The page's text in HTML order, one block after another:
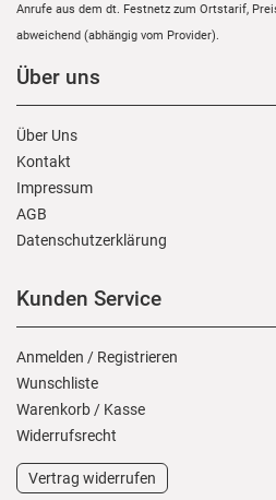
Anrufe aus dem dt. Festnetz zum Ortstarif,
abweichend (abhängig vom Provider).
Über uns
Über Uns
Kontakt
Impressum
AGB
Daten­schutz­erklärung
Kunden Service
Anmelden / Registrieren
Wunschliste
Warenkorb / Kasse
Widerrufs­recht
Vertrag widerrufen